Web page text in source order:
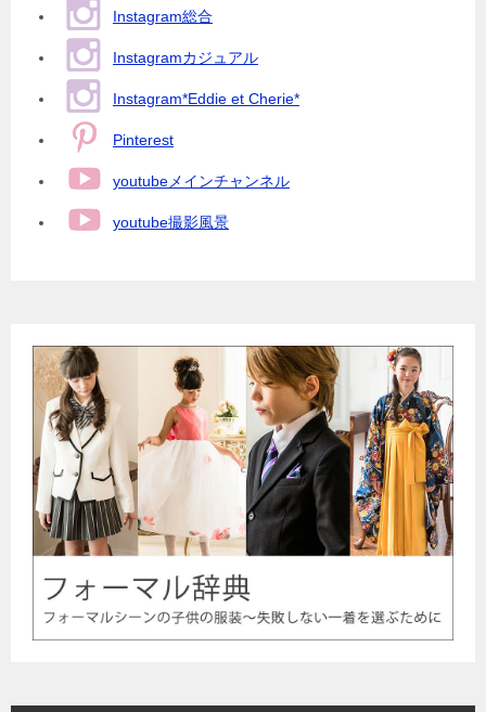
Instagram総合
Instagramカジュアル
Instagram*Eddie et Cherie*
Pinterest
youtubeメインチャンネル
youtube撮影風景